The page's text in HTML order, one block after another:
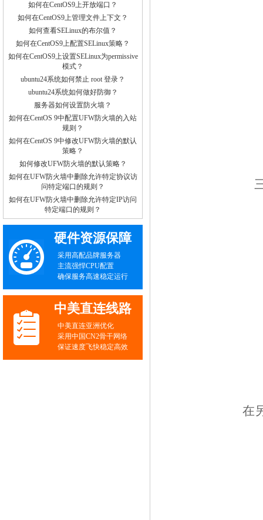
如何在CentOS9上开放端口？
如何在CentOS9上管理文件上下文？
如何查看SELinux的布尔值？
如何在CentOS9上配置SELinux策略？
如何在CentOS9上设置SELinux为permissive
模式？
ubuntu24系统如何禁止 root 登录？
ubuntu24系统如何做好防御？
服务器如何设置防火墙？
如何在CentOS 9中配置UFW防火墙的入站
规则？
如何在CentOS 9中修改UFW防火墙的默认
策略？
如何修改UFW防火墙的默认策略？
如何在UFW防火墙中删除允许特定协议访
问特定端口的规则？
如何在UFW防火墙中删除允许特定IP访问
特定端口的规则？
硬件资源保障
采用高配品牌服务器
主流强悍CPU配置
确保服务高速稳定运行
中美直连线路
中美直连亚洲优化
采用中国CN2骨干网络
保证速度飞快稳定高效
在